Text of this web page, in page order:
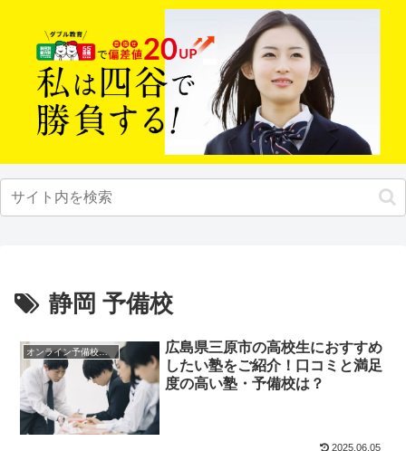
静岡 予備校
オンライン予備校・塾の活用法
広島県三原市の高校生におすすめ
したい塾をご紹介！口コミと満足
度の高い塾・予備校は？
2025.06.05